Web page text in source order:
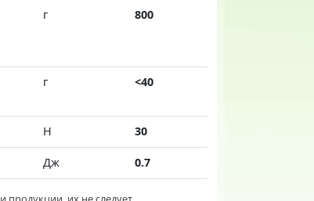
г 800
г <40
Н 30
Дж 0.7